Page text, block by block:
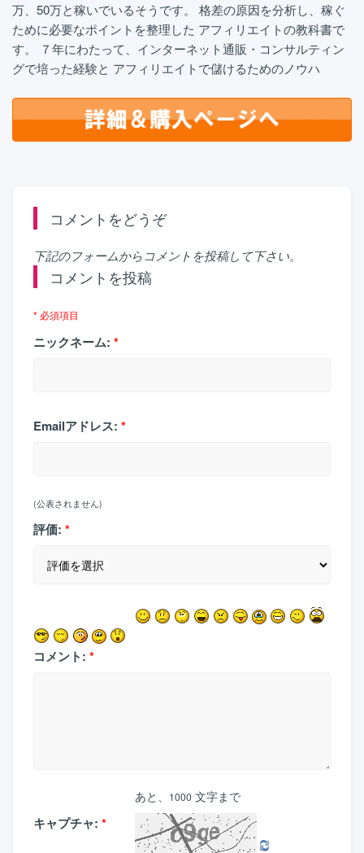
万、50万と稼いでいるそうです。 格差の原因を分析し、稼ぐ
ために必要なポイントを整理した アフィリエイトの教科書で
す。 ７年にわたって、インターネット通販・コンサルティン
グで培った経験と アフィリエイトで儲けるためのノウハ
コメントをどうぞ
下記のフォームからコメントを投稿して下さい。
コメントを投稿
* 必須項目
ニックネーム: *
Emailアドレス: *
(公表されません)
評価: *
コメント: *
あと、 1000 文字まで
キャプチャ: *